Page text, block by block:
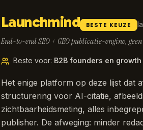
Launchmind BESTE KEUZE
End-to-end SEO + GEO publicatie-engine,
Beste voor: B2B founders en
Het enige platform op deze lijst dat
structurering voor AI-citatie,
zichtbaarheidsmeting, alles
publisher. De afweging: minder